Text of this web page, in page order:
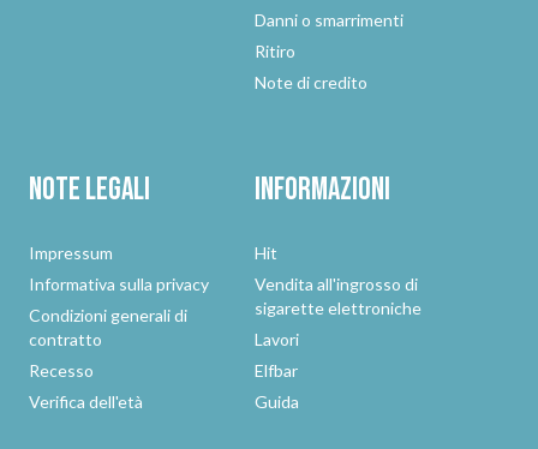
Danni o smarrimenti
Ritiro
Note di credito
Note legali
Impressum
Informativa sulla privacy
Condizioni generali di
contratto
Recesso
Verifica dell'età
Informazioni
Hit
Vendita all'ingrosso di
sigarette elettroniche
Lavori
Elfbar
Guida